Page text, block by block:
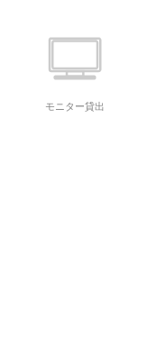
モニター貸出